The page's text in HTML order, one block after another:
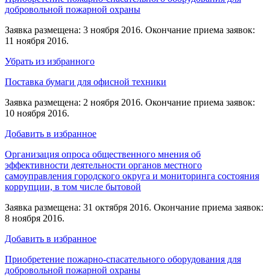
добровольной пожарной охраны
Заявка размещена: 3 ноября 2016. Окончание приема заявок:
11 ноября 2016.
Убрать из избранного
Поставка бумаги для офисной техники
Заявка размещена: 2 ноября 2016. Окончание приема заявок:
10 ноября 2016.
Добавить в избранное
Организация опроса общественного мнения об
эффективности деятельности органов местного
самоуправления городского округа и мониторинга состояния
коррупции, в том числе бытовой
Заявка размещена: 31 октября 2016. Окончание приема заявок:
8 ноября 2016.
Добавить в избранное
Приобретение пожарно-спасательного оборудования для
добровольной пожарной охраны